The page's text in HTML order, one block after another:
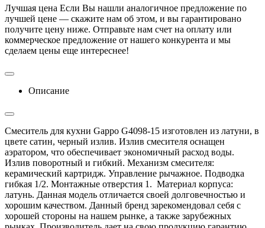
Лучшая цена Если Вы нашли аналогичное предложение по
лучшей цене — скажите нам об этом, и вы гарантировано
получите цену ниже. Отправьте нам счет на оплату или
коммерческое предложение от нашего конкурента и мы
сделаем цены еще интереснее!
Описание
Смеситель для кухни Gappo G4098-15 изготовлен из латуни, в
цвете сатин, черный излив. Излив смесителя оснащен
аэратором, что обеспечивает экономичный расход воды.
Излив поворотный и гибкий. Механизм смесителя:
керамический картридж. Управление рычажное. Подводка
гибкая 1/2. Монтажные отверстия 1. Материал корпуса:
латунь. Данная модель отличается своей долговечностью и
хорошим качеством. Данный бренд зарекомендовал себя с
хорошей стороны на нашем рынке, а также зарубежных